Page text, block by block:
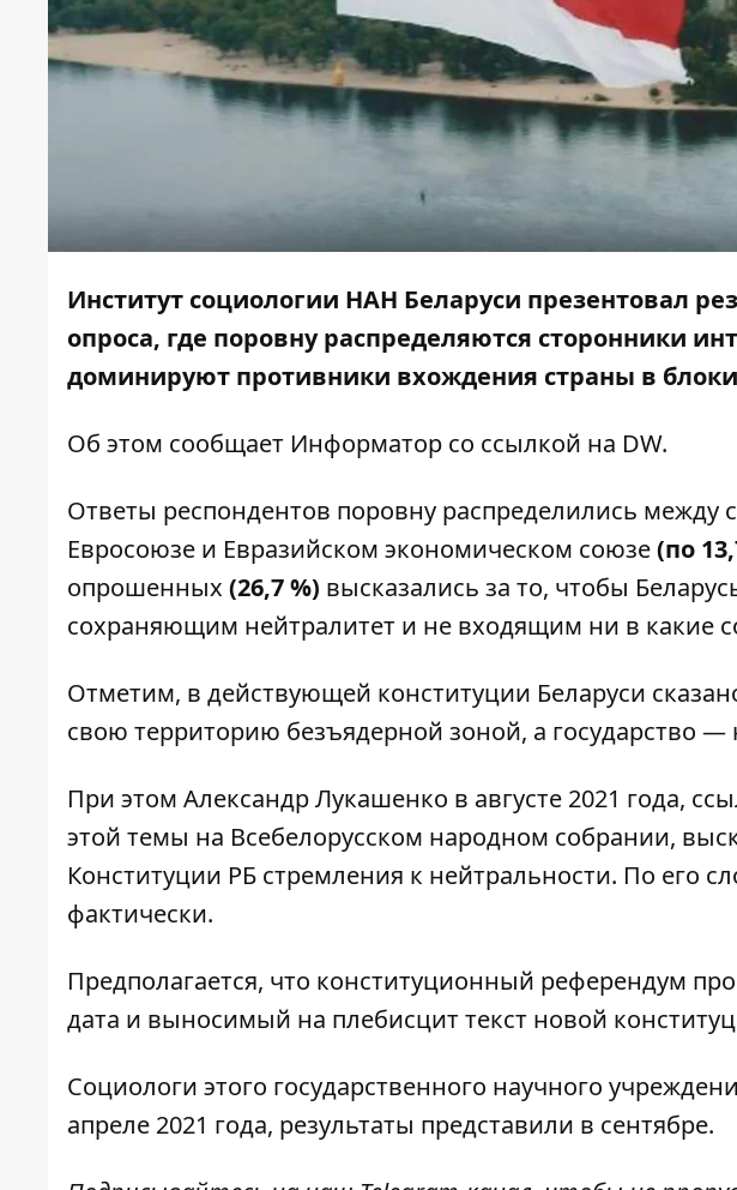
Институт социологии НАН Беларуси презентовал
опроса, где поровну распределяются сторонники
доминируют противники вхождения страны в
Об этом сообщает Информатор со ссылкой на DW.
Ответы респондентов поровну распределились между
Евросоюзе и Евразийском экономическом союзе(по
опрошенных (26,7 %) высказались за то, чтобы
сохраняющим нейтралитет и не входящим ни в какие
Отметим, в действующей конституции Беларуси
свою территорию безъядерной зоной, а государство
При этом Александр Лукашенко в августе 2021 года,
этой темы на Всебелорусском народном собрании,
Конституции РБ стремления к нейтральности. По его
фактически.
Предполагается, что конституционный референдум
дата и выносимый на плебисцит текст новой
Социологи этого государственного научного
апреле 2021 года, результаты представили в сентябре.